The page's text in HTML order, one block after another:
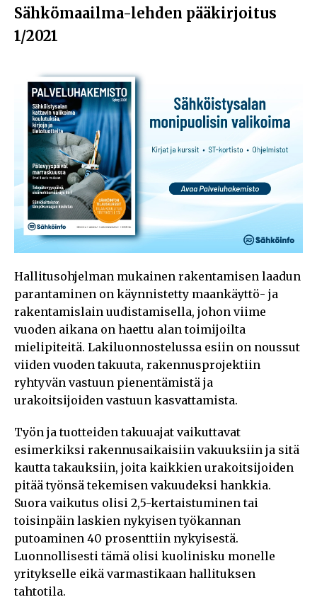
Sähkömaailma-lehden pääkirjoitus
1/2021
Hallitusohjelman mukainen rakentamisen laadun
parantaminen on käynnistetty maankäyttö- ja
rakentamislain uudistamisella, johon viime
vuoden aikana on haettu alan toimijoilta
mielipiteitä. Lakiluonnostelussa esiin on noussut
viiden vuoden takuuta, rakennusprojektiin
ryhtyvän vastuun pienentämistä ja
urakoitsijoiden vastuun kasvattamista.
Työn ja tuotteiden takuuajat vaikuttavat
esimerkiksi rakennusaikaisiin vakuuksiin ja sitä
kautta takauksiin, joita kaikkien urakoitsijoiden
pitää työnsä tekemisen vakuudeksi hankkia.
Suora vaikutus olisi 2,5-kertaistuminen tai
toisinpäin laskien nykyisen työkannan
putoaminen 40 prosenttiin nykyisestä.
Luonnollisesti tämä olisi kuolinisku monelle
yritykselle eikä varmastikaan hallituksen
tahtotila.